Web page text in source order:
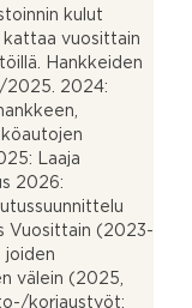
kulut
vuosittain
Hankkeiden
2025. 2024:
Laaja
2026:
Vuosittain (2023-
joiden
välein (2025,
korjaustyöt: